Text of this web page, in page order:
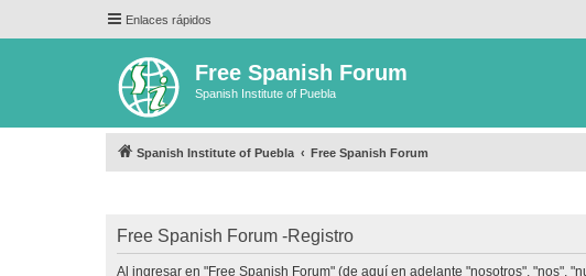
Enlaces rápidos
Free Spanish Forum
Spanish Institute of Puebla
Spanish Institute of Puebla Free Spanish Forum
Free Spanish Forum -Registro
Al ingresar en "Free Spanish Forum" (de aquí en adelante "nosotros", "nos",